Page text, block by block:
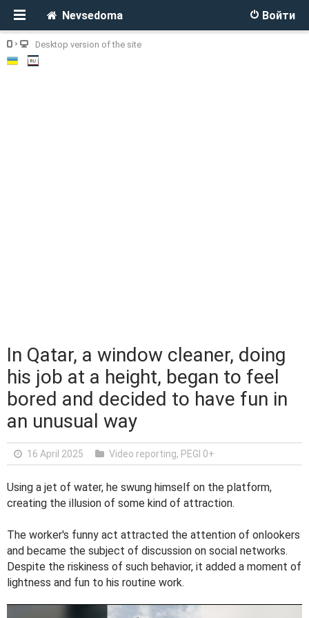
Войти
Nevsedoma
Desktop version of the site
In Qatar, a window cleaner, doing
his job at a height, began to feel
bored and decided to have fun in
an unusual way
16 April 2025 Video reporting, PEGI 0+
Using a jet of water, he swung himself on the platform,
creating the illusion of some kind of attraction.
The worker's funny act attracted the attention of onlookers
and became the subject of discussion on social networks.
Despite the riskiness of such behavior, it added a moment of
lightness and fun to his routine work.